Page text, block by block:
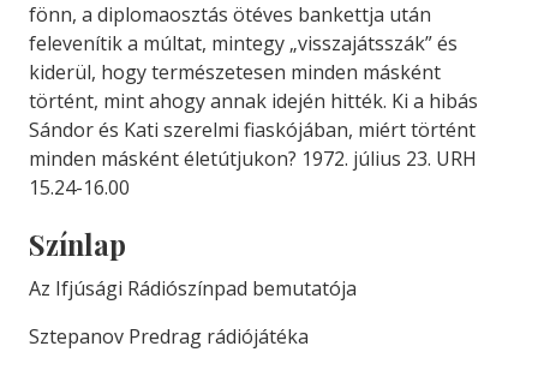
fönn, a diplomaosztás ötéves bankettja után
felevenítik a múltat, mintegy „visszajátsszák” és
kiderül, hogy természetesen minden másként
történt, mint ahogy annak idején hitték. Ki a hibás
Sándor és Kati szerelmi fiaskójában, miért történt
minden másként életútjukon? 1972. július 23. URH
15.24-16.00
Színlap
Az Ifjúsági Rádiószínpad bemutatója
Sztepanov Predrag rádiójátéka